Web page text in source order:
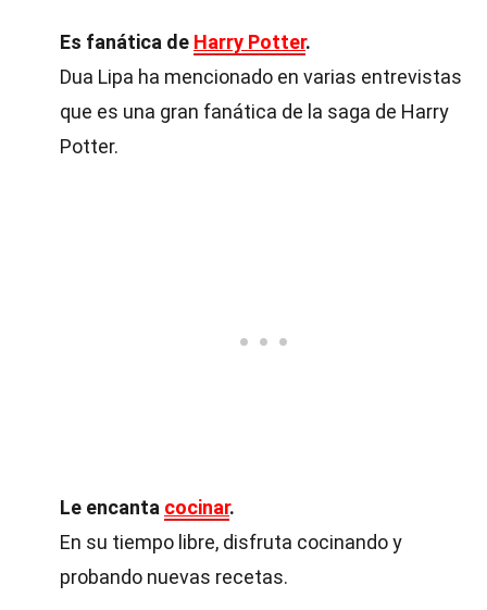
Es fanática de Harry Potter.
Dua Lipa ha mencionado en varias entrevistas
que es una gran fanática de la saga de Harry
Potter.
Le encanta cocinar.
En su tiempo libre, disfruta cocinando y
probando nuevas recetas.